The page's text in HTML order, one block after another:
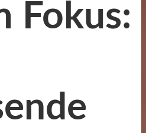
Fokus: